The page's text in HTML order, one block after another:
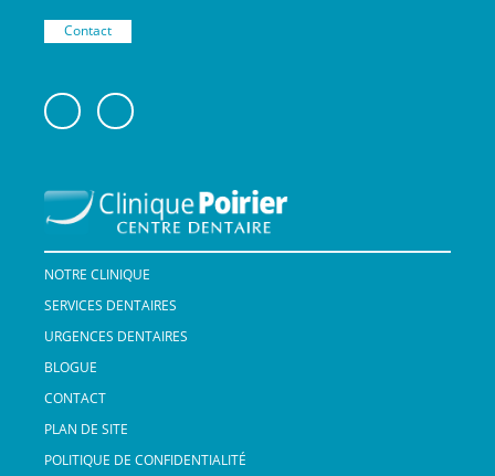
Contact
NOTRE CLINIQUE
SERVICES DENTAIRES
URGENCES DENTAIRES
BLOGUE
CONTACT
PLAN DE SITE
POLITIQUE DE CONFIDENTIALITÉ